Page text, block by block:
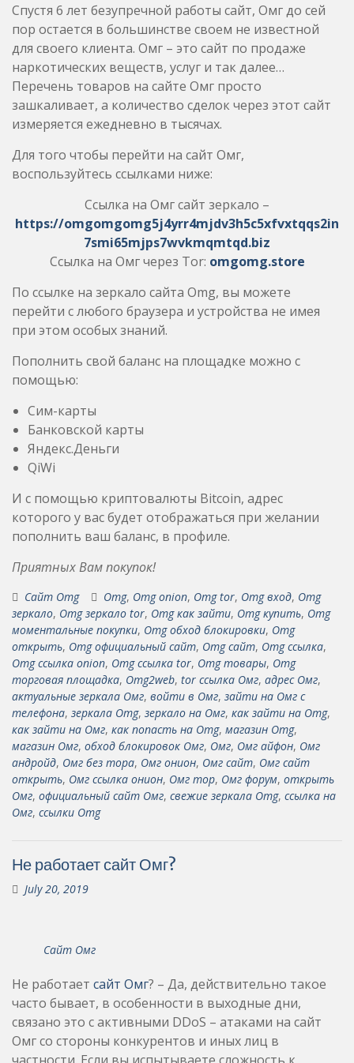
Спустя 6 лет безупречной работы сайт, Омг до сей
пор остается в большинстве своем не известной
для своего клиента. Омг – это сайт по продаже
наркотических веществ, услуг и так далее…
Перечень товаров на сайте Омг просто
зашкаливает, а количество сделок через этот сайт
измеряется ежедневно в тысячах.
Для того чтобы перейти на сайт Омг,
воспользуйтесь ссылками ниже:
Ссылка на Омг сайт зеркало –
https://omgomgomg5j4yrr4mjdv3h5c5xfvxtqqs2in
7smi65mjps7wvkmqmtqd.biz
Ссылка на Омг через Tor: omgomg.store
По ссылке на зеркало сайта Omg, вы можете
перейти с любого браузера и устройства не имея
при этом особых знаний.
Пополнить свой баланс на площадке можно с
помощью:
Сим-карты
Банковской карты
Яндекс.Деньги
QiWi
И с помощью криптовалюты Bitcoin, адрес
которого у вас будет отображаться при желании
пополнить ваш баланс, в профиле.
Приятных Вам покупок!
Сайт Omg Omg, Omg onion, Omg tor, Omg вход, Omg
зеркало, Omg зеркало tor, Omg как зайти, Omg купить, Omg
моментальные покупки, Omg обход блокировки, Omg
открыть, Omg официальный сайт, Omg сайт, Omg ссылка,
Omg ссылка onion, Omg ссылка tor, Omg товары, Omg
торговая площадка, Omg2web, tor ссылка Омг, адрес Омг,
актуальные зеркала Омг, войти в Омг, зайти на Омг с
телефона, зеркала Omg, зеркало на Омг, как зайти на Omg,
как зайти на Омг, как попасть на Omg, магазин Omg,
магазин Омг, обход блокировок Омг, Омг, Омг айфон, Омг
андройд, Омг без тора, Омг онион, Омг сайт, Омг сайт
открыть, Омг ссылка онион, Омг тор, Омг форум, открыть
Омг, официальный сайт Омг, свежие зеркала Omg, ссылка на
Омг, ссылки Omg
Не работает сайт Омг?
July 20, 2019
Сайт Омг
Не работает сайт Омг? – Да, действительно такое
часто бывает, в особенности в выходные дни,
связано это с активными DDoS – атаками на сайт
Омг со стороны конкурентов и иных лиц в